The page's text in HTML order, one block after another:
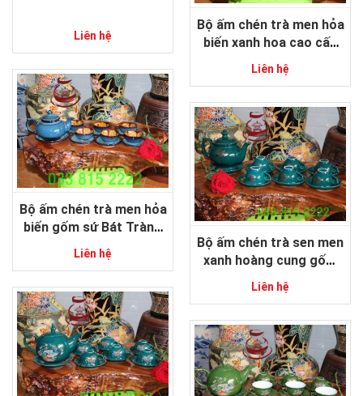
Liên hệ
Bộ ấm chén trà men hỏa
biến xanh hoa cao cấp
Liên hệ
Bộ ấm chén trà men hỏa
biến gốm sứ Bát Tràng
Liên hệ
Bộ ấm chén trà sen men
xanh hoàng cung gốm
Liên hệ